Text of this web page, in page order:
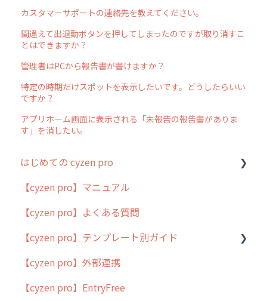
カスタマーサポートの連絡先を教えてください。
間違えて出退勤ボタンを押してしまったのですが取り消すこ
とはできますか？
管理者はPCから報告書が書けますか？
特定の時期だけスポットを表示したいです。どうしたらいい
ですか？
アプリホーム画面に表示される「未報告の報告書がありま
す」を消したい。
はじめての cyzen pro
cyzen pro とは？
簡易マニュアル
cyzen proの位置情報取得について
用語集
よくある質問
【cyzen pro】マニュアル
【cyzen pro】よくある質問
【cyzen pro】テンプレート別ガイド
ポスティング
ラウンダー
【cyzen pro】外部連携
【cyzen pro】EntryFree